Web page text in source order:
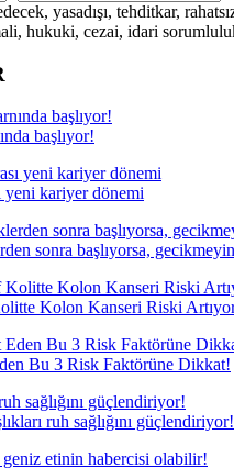
yasadışı, tehditkar,
hukuki, cezai, idari
başlıyor!
yeni kariyer dönemi
sonra başlıyorsa, gecikmeyin
Kolon Kanseri Riski
Bu 3 Risk Faktörüne Dikkat!
ruh sağlığını güçlendiriyor!